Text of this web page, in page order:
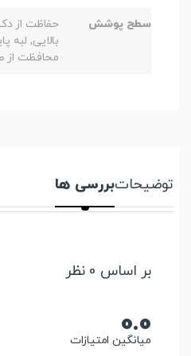
سطح پوشش
حفاظت از
بالایی, لبه
محافظت از
توضیحاتبررسی ها
بر اساس 0 نظر
0.0
میانگین امتیازات